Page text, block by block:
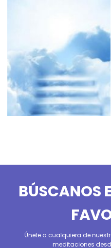
BÚSCANOS
Únete a cualquiera de
meditaciones